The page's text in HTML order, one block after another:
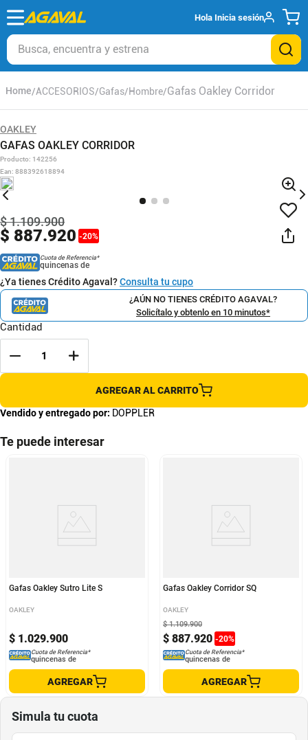
Hola Inicia sesión
Busca, encuentra y estrena
ACCESORIOS Gafas Hombre Gafas Oakley Corridor
OAKLEY
GAFAS OAKLEY CORRIDOR
Producto: 142256
Ean: 888392618894
$ 887.920 -20%
$1.109.900
Cuota de Referencia*
quincenas de
¿Ya tienes Crédito Agaval?Consulta tu cupo
¿AÚN NO TIENES CRÉDITO AGAVAL?
Solicítalo y obtenlo en 10 minutos*
Cantidad
AGREGAR AL CARRITO
Vendido y entregado por: DOPPLER
Te puede interesar
Gafas Oakley Sutro Lite S
OAKLEY
$ 1.029.900
Cuota de Referencia*
quincenas de
AGREGAR
Gafas Oakley Corridor SQ
OAKLEY
$ 887.920 -20%
$ 1.109.900
Cuota de Referencia*
quincenas de
AGREGAR
Simula tu cuota